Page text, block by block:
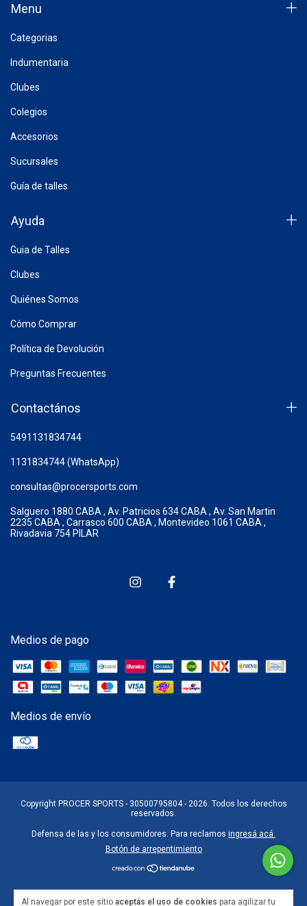
Al navegar por este sitio aceptás el uso de cookies para agilizar tu
Menu
Categorias
Indumentaria
Clubes
Colegios
Accesorios
Sucursales
Guía de talles
Ayuda
Guia de Talles
Clubes
Quiénes Somos
Cómo Comprar
Política de Devolución
Preguntas Frecuentes
Contactános
5491131834744
1131834744 (WhatsApp)
consultas@procersports.com
Salguero 1880 CABA , Av. Patricios 634 CABA , Av. San Martin
2235 CABA , Carrasco 600 CABA , Montevideo 1061 CABA ,
Rivadavia 754 PILAR
Medios de pago
Medios de envío
Copyright PROCER SPORTS - 30500795804 - 2026. Todos los derechos
reservados.
Defensa de las y los consumidores. Para reclamos ingresá acá.
Botón de arrepentimiento